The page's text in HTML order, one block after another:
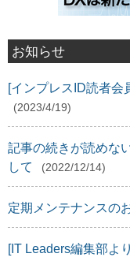
お知らせ
[インプレスID読者会
(2023/4/19)
記事の続きが読めな
して
(2022/12/14)
定期メンテナンスの
[IT Leaders編集部よ